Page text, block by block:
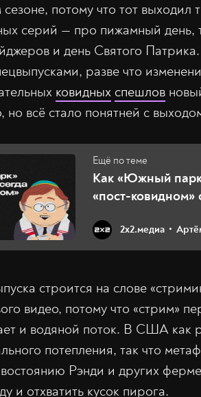
потому что тот выходил
серий — про пижамный день,
и день Святого
разве что
ковидных спешлов
но всё стало понятней с
Как «Южный
«пост-ковидном»
2х2.медиа
строится на слове
видео, потому что «стрим»
и водяной поток. В США как
потепления, так что
Рэнди и других
и отхватить кусок пирога.